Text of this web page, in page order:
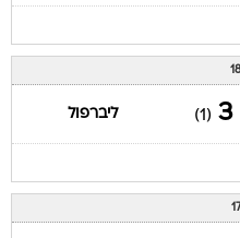
(1) ליברפול